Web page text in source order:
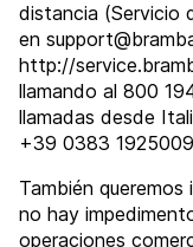
distancia (Servicio
en
http://
llamando al 800
llamadas desde
+39 0383
También
no hay
operaciones